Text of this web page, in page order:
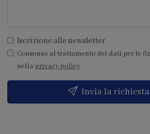
Iscrizione alle newsletter
Consenso al trattamento dei dati per le
nella privacy policy
Invia la richiesta